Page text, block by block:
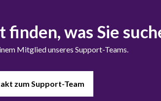
finden, was Sie
Mitglied unseres Support-Teams.
zum Support-Team